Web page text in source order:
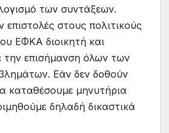
των συντάξεων.
επιστολές στους πολιτικούς
ΕΦΚΑ διοικητή και
την επισήμανση όλων των
Εάν δεν δοθούν
καταθέσουμε μηνυτήρια
δηλαδή δικαστικά